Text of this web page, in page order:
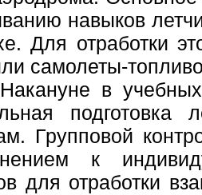
навыков
Для отработки
самолеты-
в учебных
подготовка
Групповой
к
для отработки